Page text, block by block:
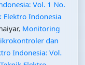
Vol. 1 No.
Elektro Indonesia
Monitoring
dan
Indonesia: Vol.